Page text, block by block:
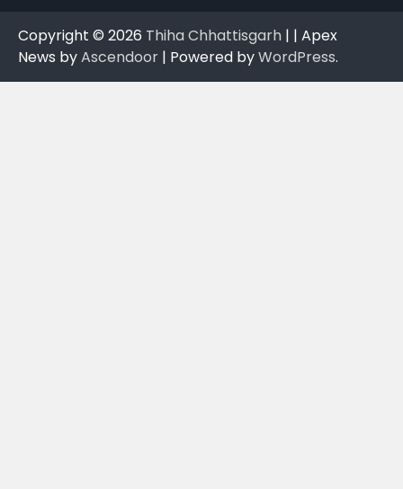
Copyright © 2026 Thiha Chhattisgarh | | Apex
News byAscendoor | Powered byWordPress.